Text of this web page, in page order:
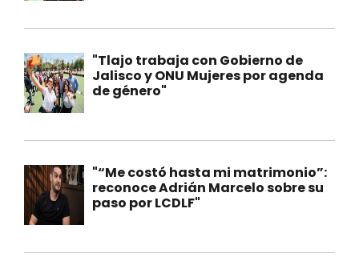
"Tlajo trabaja con Gobierno de
Jalisco y ONU Mujeres por agenda
de género"
"“Me costó hasta mi matrimonio”:
reconoce Adrián Marcelo sobre su
paso por LCDLF"